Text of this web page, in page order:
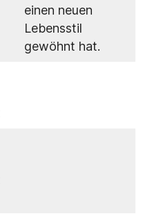
einen neuen
Lebensstil
gewöhnt hat.